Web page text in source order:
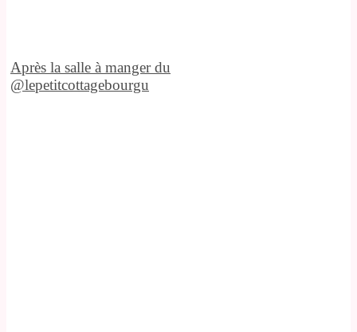
Après la salle à manger du
@lepetitcottagebourgu